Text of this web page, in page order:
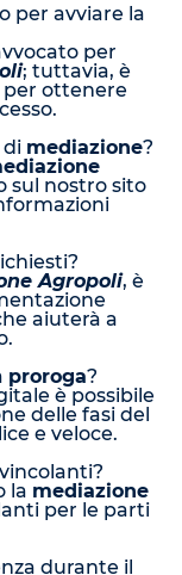
per avviare la
per
; tuttavia, è
per ottenere
di mediazione?
sul nostro sito
Agropoli, è
aiuterà a
proroga?
è possibile
delle fasi del
e veloce.
la mediazione
per le parti
durante il